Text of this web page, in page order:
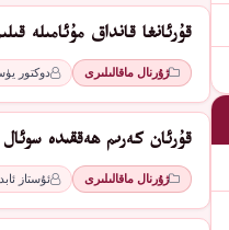
قۇرئانغا قانداق مۇئامىلە
ژۇرنال ماقالىلىرى دوكتور
قۇرئان كەرىم ھەققىدە
ژۇرنال ماقالىلىرى ئۇستاز